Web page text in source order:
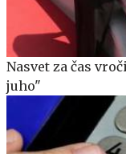
Nasvet za čas
juho"